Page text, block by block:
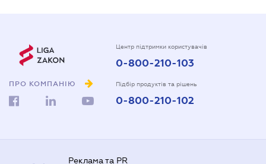
ПРО КОМПАНІЮ
Центр підтримки користувачів
0-800-210-103
Підбір продуктів та рішень
0-800-210-102
Реклама та PR